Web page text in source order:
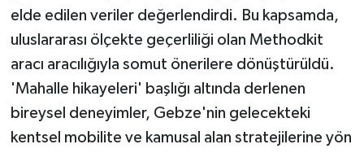
elde edilen veriler değerlendirdi. Bu kapsamda,
uluslararası ölçekte geçerliliği olan Methodkit
aracı aracılığıyla somut önerilere dönüştürüldü.
'Mahalle hikayeleri' başlığı altında derlenen
bireysel deneyimler, Gebze'nin gelecekteki
kentsel mobilite ve kamusal alan stratejilerine yön